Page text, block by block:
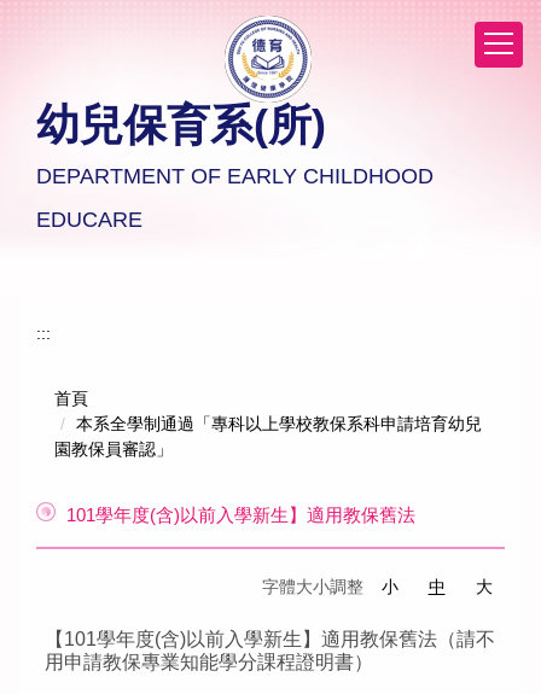
幼兒保育系(所)
DEPARTMENT OF EARLY CHILDHOOD
EDUCARE
:::
首頁
本系全學制通過「專科以上學校教保系科申請培育幼兒
園教保員審認」
101學年度(含)以前入學新生】適用教保舊法
字體大小調整 小 中 大
【101學年度(含)以前入學新生】適用教保舊法（請不
用申請教保專業知能學分課程證明書）